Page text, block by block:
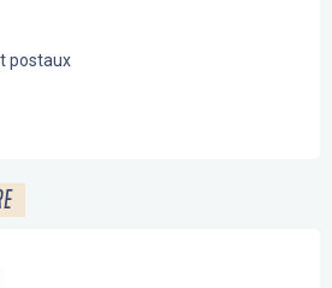
postaux